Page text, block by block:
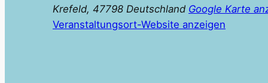
Krefeld, 47798 Deutschland Google Karte
Veranstaltungsort-Website anzeigen